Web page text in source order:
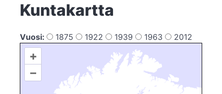
Kuntakartta
Vuosi: 1875 1922 1939 1963 2012
+
–